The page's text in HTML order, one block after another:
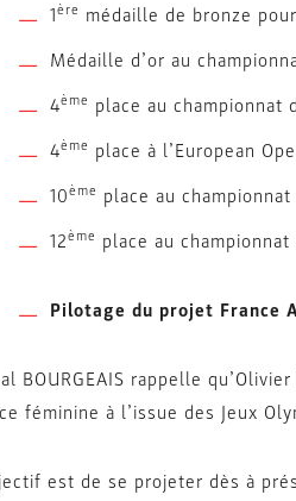
1ère médaille de bronze
Médaille d’or au
4ème place au championnat
4ème place à l’European
10ème place au championnat
12ème place au championnat
Pilotage du projet France
BOURGEAIS rappelle
féminine à l’issue des Jeux
est de se projeter dès à